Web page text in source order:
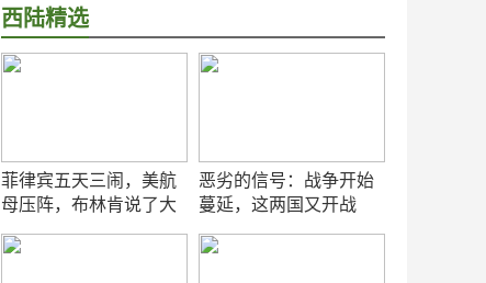
西陆精选
菲律宾五天三闹，美航
母压阵，布林肯说了大
恶劣的信号：战争开始
蔓延，这两国又开战